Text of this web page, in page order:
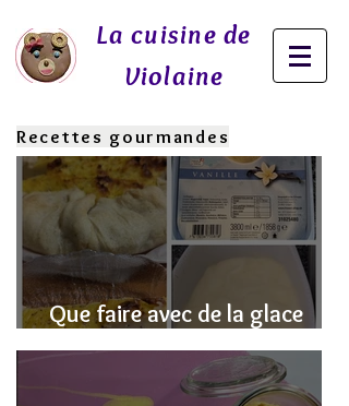
La cuisine de
Violaine
Recettes gourmandes
Que faire avec de la glace
fondue? J'ai la SOLUTION!